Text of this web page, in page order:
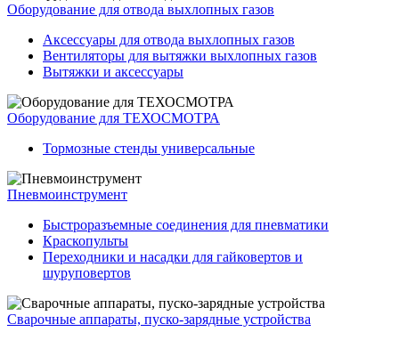
Оборудование для отвода выхлопных газов
Аксессуары для отвода выхлопных газов
Вентиляторы для вытяжки выхлопных газов
Вытяжки и аксессуары
Оборудование для ТЕХОСМОТРА
Тормозные стенды универсальные
Пневмоинструмент
Быстроразъемные соединения для пневматики
Краскопульты
Переходники и насадки для гайковертов и
шуруповертов
Сварочные аппараты, пуско-зарядные устройства